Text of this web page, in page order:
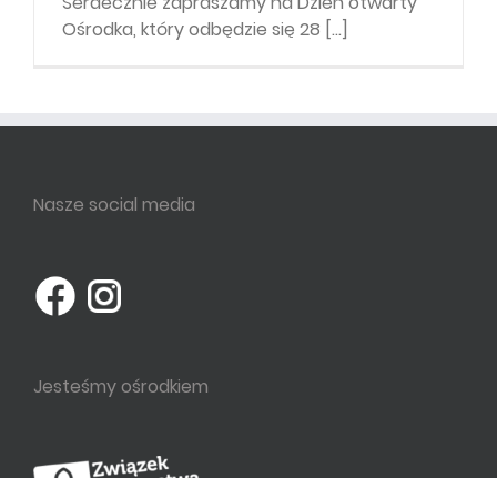
Ośrodka, który odbędzie się 28 [...]
Nasze social media
Jesteśmy ośrodkiem